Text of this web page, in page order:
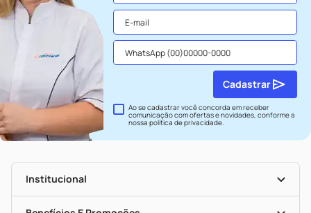
Ao se cadastrar você concorda em receber
comunicação com ofertas e novidades, conforme a
nossapolítica de privacidade.
Cadastrar
Institucional
História